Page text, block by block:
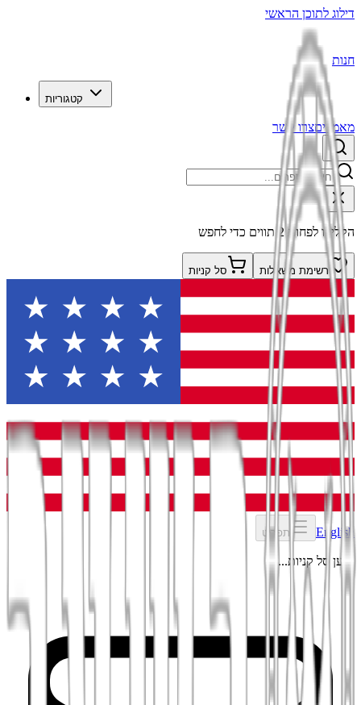
דילוג לתוכן הראשי
חנות
קטגוריות
מאמריםצרו קשר
הקלידו לפחות 2 תווים כדי לחפש
רשימת משאלות סל קניות
English תפריט
טוען סל קניות...